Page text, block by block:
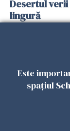
Desertul
lingură
Este
spațiul